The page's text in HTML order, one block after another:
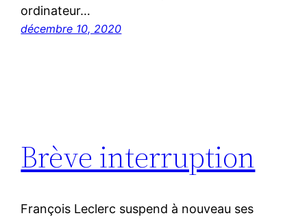
ordinateur…
décembre 10, 2020
Brève interruption
François Leclerc suspend à nouveau ses